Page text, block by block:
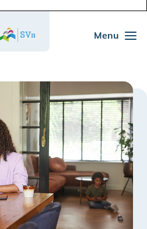
Menu